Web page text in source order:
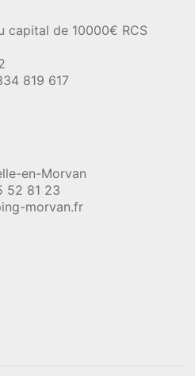
capital de 10000€ RCS
819 617
en-Morvan
52 81 23
morvan.fr